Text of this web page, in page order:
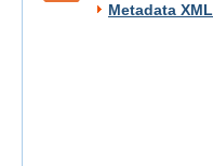
Metadata XML